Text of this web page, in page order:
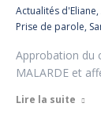
Actualités d'Eliane,
Prise de parole,
Approbation du
MALARDE et
Lire la suite